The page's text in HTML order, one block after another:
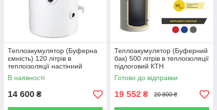
Теплоакумулятор (Буферна
ємність) 120 літрів в
теплоізоляції настінний
ELDOM (Болгарія)
В наявності
14 600 ₴
Теплоакумулятор (Буферний
бак) 500 літрів в теплоізоляції
підлоговий КТН
Готово до відправки
19 552 ₴ 20 800 ₴